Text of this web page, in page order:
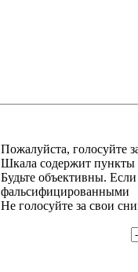
Пожалуйста, голосуйте
Шкала содержит пункты
Будьте объективны.
фальсифицированными
Не голосуйте за свои